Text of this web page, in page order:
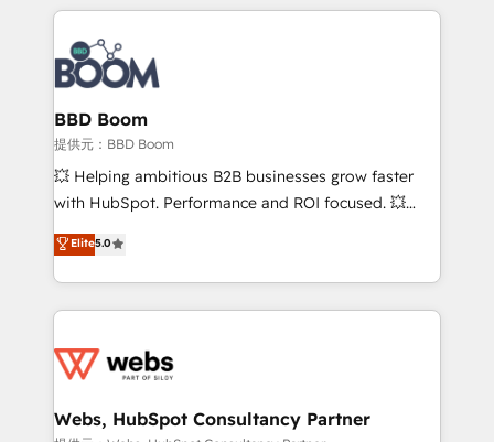
100+ intégrations CRM HubSpot réussies - 40
experts conseil - 150 certifications HubSpot
cumulées
builds scalable strategies that drive long-term
revenue. ⚙️ HubSpot Integration & Optimization •
Seamless CRM, CMS, and automation setup •
Complex platform migrations and data cleanups •
Custom APIs and third-party integrations 📈 End-to-
End Revenue Acceleration • Lifecycle marketing and
pipeline growth programs • Sales enablement tools
and CRM optimization • Retention strategies with
Execution • 750+ onboardings and 2,000+
implementations • Deep expertise across marketing,
BBD Boom
提供元：BBD Boom
💥 Helping ambitious B2B businesses grow faster
with HubSpot. Performance and ROI focused. 💥
BBD Boom is the HubSpot partner that can help you
to HubSpot Better. We work with your teams to
solve all your HubSpot challenges and improve user
adoption, sales process and marketing results.
the first time 🔧 Designing and optimising your
and build using HubSpot 🔌 Integrating HubSpot
Elite5.0
Webs, HubSpot Consultancy Partner